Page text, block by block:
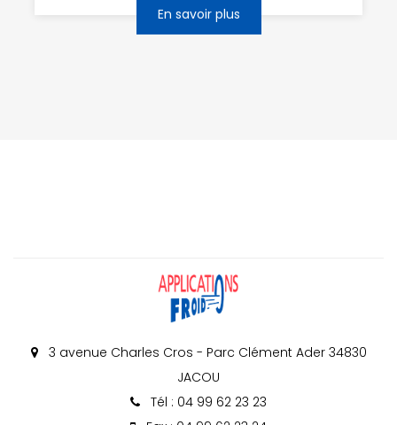
En savoir plus
3 avenue Charles Cros - Parc Clément Ader 34830
JACOU
Tél : 04 99 62 23 23